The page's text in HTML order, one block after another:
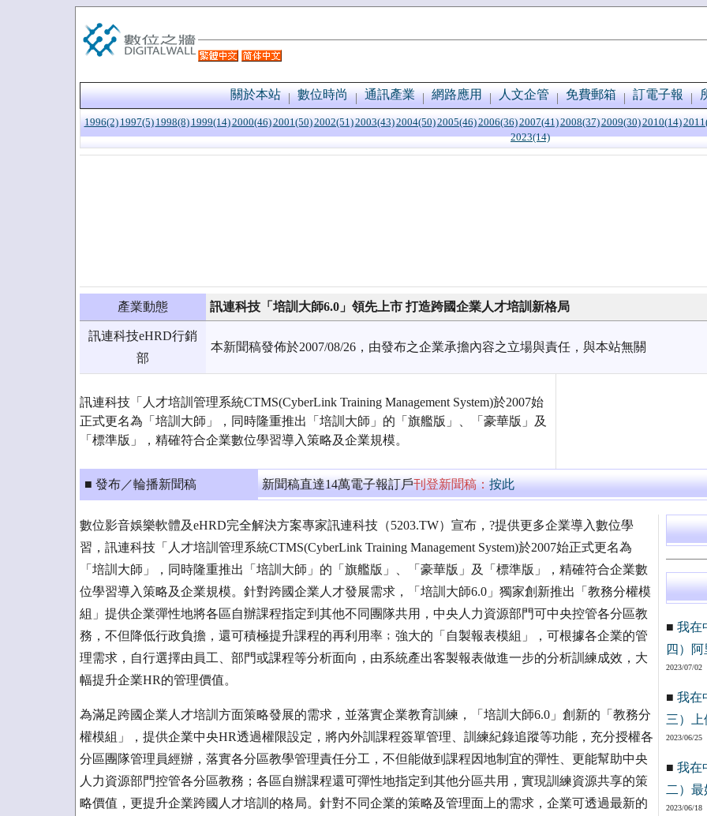
關於本站 數位時尚 通訊產業 網路應用 人文企管 免費郵箱 訂電子報
1996(2) 1997(5) 1998(8) 1999(14)2000(46)2001(50)2002(51)2003(43)2004(50)2005(46)2006(36)2007(41)2008(37)2009(30)2010(14)
2023(14)
產業動態 訊連科技「培訓大師6.0」領先上市 打造跨國企業人才培訓新格局
訊連科技eHRD行銷
部
本新聞稿發佈於2007/08/26，由發布之企業承擔內容之立場與責任，與本站無關
訊連科技「人才培訓管理系統CTMS(CyberLink Training Management System)於2007始
正式更名為「培訓大師」，同時隆重推出「培訓大師」的「旗艦版」、「豪華版」及
「標準版」，精確符合企業數位學習導入策略及企業規模。
■ 發布／輪播新聞稿 新聞稿直達14萬電子報訂戶刊登新聞稿：按此
數位影音娛樂軟體及eHRD完全解決方案專家訊連科技（5203.TW）宣布，?提供更多企業導入數位學
習，訊連科技「人才培訓管理系統CTMS(CyberLink Training Management System)於2007始正式更名為
「培訓大師」，同時隆重推出「培訓大師」的「旗艦版」、「豪華版」及「標準版」，精確符合企業數
位學習導入策略及企業規模。針對跨國企業人才發展需求，「培訓大師6.0」獨家創新推出「教務分權模
組」提供企業彈性地將各區自辦課程指定到其他不同團隊共用，中央人力資源部門可中央控管各分區教
務，不但降低行政負擔，還可積極提升課程的再利用率﹔強大的「自製報表模組」，可根據各企業的管
理需求，自行選擇由員工、部門或課程等分析面向，由系統產出客製報表做進一步的分析訓練成效，大
幅提升企業HR的管理價值。
為滿足跨國企業人才培訓方面策略發展的需求，並落實企業教育訓練，「培訓大師6.0」創新的「教務分
權模組」，提供企業中央HR透過權限設定，將內外訓課程簽單管理、訓練紀錄追蹤等功能，充分授權各
分區團隊管理員經辦，落實各分區教學管理責任分工，不但能做到課程因地制宜的彈性、更能幫助中央
人力資源部門控管各分區教務；各區自辦課程還可彈性地指定到其他分區共用，實現訓練資源共享的策
略價值，更提升企業跨國人才培訓的格局。針對不同企業的策略及管理面上的需求，企業可透過最新的
■ 我在
四）
2023/07/02
■ 我在
三）上
2023/06/25
■ 我在
二）
2023/06/18